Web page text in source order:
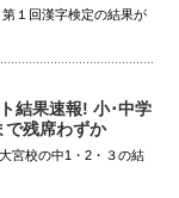
１回漢字検定の結果が
結果速報! 小･中学
で残席わずか
宮校の中1・2・３の結